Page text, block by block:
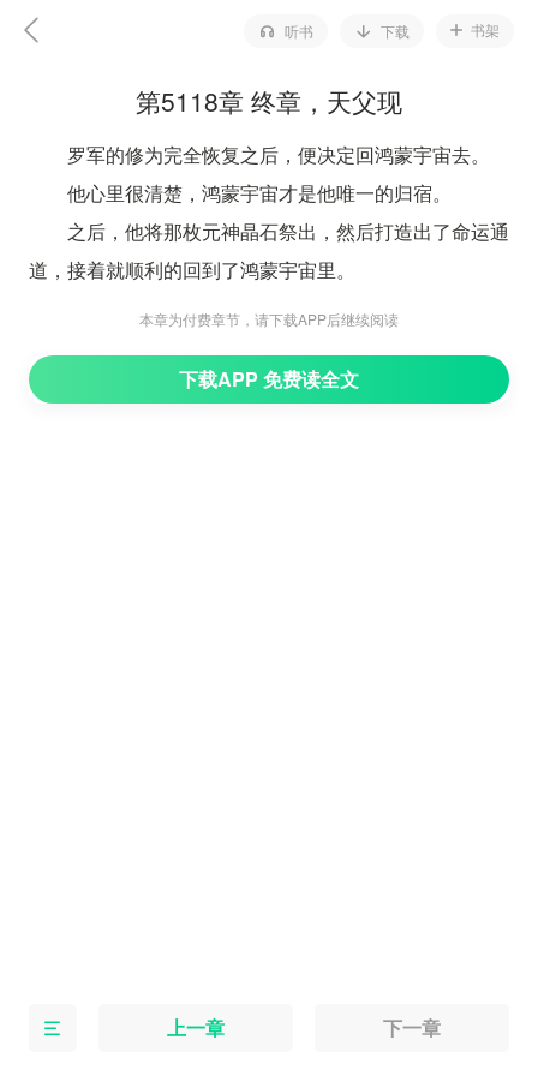
听书 下载 书架
第5118章 终章，天父现
罗军的修为完全恢复之后，便决定回鸿蒙宇宙去。
他心里很清楚，鸿蒙宇宙才是他唯一的归宿。
之后，他将那枚元神晶石祭出，然后打造出了命运通
道，接着就顺利的回到了鸿蒙宇宙里。
回到鸿蒙宇宙之后，他的大计算基因术也就跟着失
事实上，他现在已经是无敌的存在了。所以大计算基
本章为付费章节，请下载APP后继续阅读
下载APP 免费读全文
上一章 下一章